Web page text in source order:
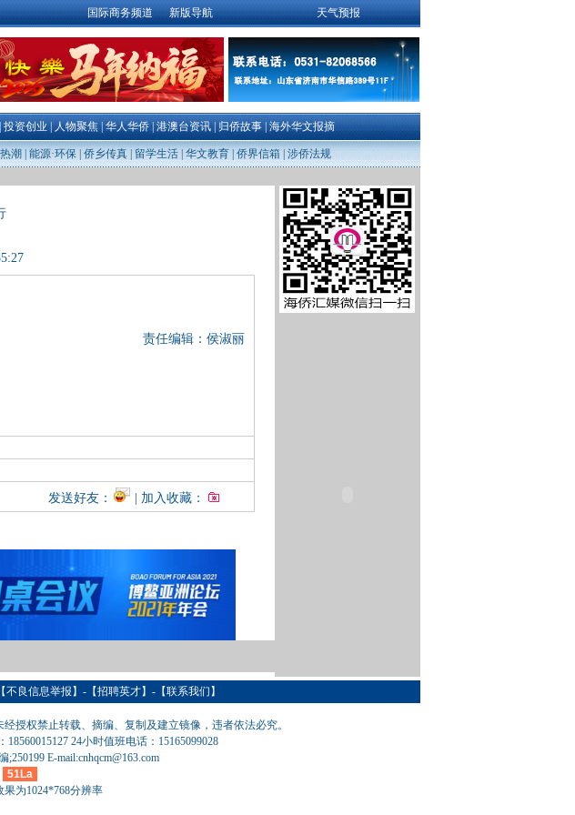
国际商务频道 新版导航 天气预报
投资创业|人物聚焦|华人华侨|港澳台资讯|归侨故事|海外华文报摘
潮 能源·环保 侨乡传真 留学生活 华文教育 侨界信箱 涉侨法规
责任编辑：侯淑丽
发送好友： | 加入收藏：
不良信息举报 】-【招聘英才】-【联系我们 】
授权禁止转载、摘编、复制及建立镜像，违者依法必究。
24小时值班电话：15165099028
E-mail:cnhqcm@163.com
51La
为1024*768分辨率